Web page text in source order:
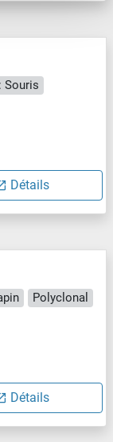
Souris
Détails
Polyclonal
Détails